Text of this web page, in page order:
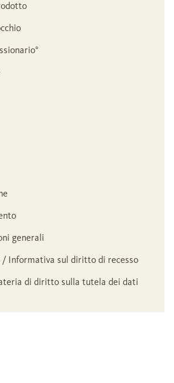
generali
Informativa sul diritto di recesso
di diritto sulla tutela dei dati